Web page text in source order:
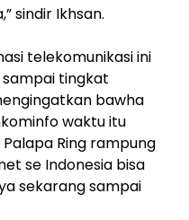
sindir Ikhsan.
telekomunikasi ini
tingkat
bawha
waktu itu
Ring rampung
se Indonesia bisa
sekarang sampai